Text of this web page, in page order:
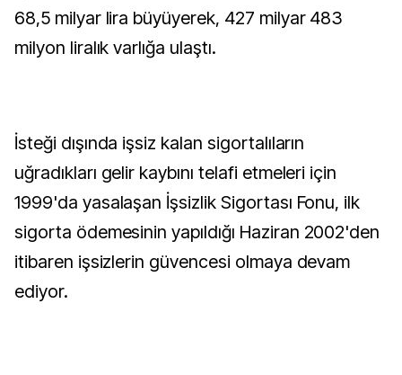
68,5 milyar lira büyüyerek, 427 milyar 483
milyon liralık varlığa ulaştı.
İsteği dışında işsiz kalan sigortalıların
uğradıkları gelir kaybını telafi etmeleri için
1999'da yasalaşan İşsizlik Sigortası Fonu, ilk
sigorta ödemesinin yapıldığı Haziran 2002'den
itibaren işsizlerin güvencesi olmaya devam
ediyor.